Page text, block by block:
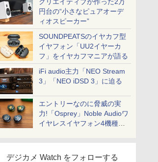
円台の“小さなピュアオーデ
ィオスピーカー”
SOUNDPEATSのイヤカフ型
イヤフォン「UU2イヤーカ
フ」をイヤカフマニアが語る
iFi audio主力「NEO Stream
3」「NEO iDSD 3」に迫る
エントリーなのに脅威の実
力!「Osprey」Noble Audioワ
イヤレスイヤフォン4機種を
デジカメ Watch をフォローする